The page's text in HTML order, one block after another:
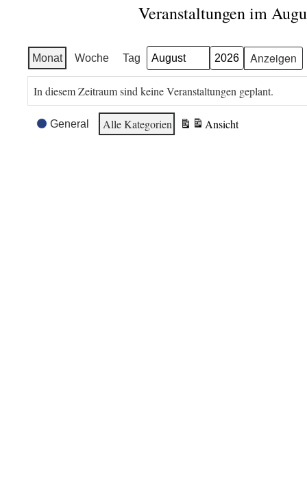
Veranstaltungen im
Monat Woche Tag Monat
Jahr
In diesem Zeitraum sind keine Veranstaltungen geplant.
Veranstaltungskategorien
General Alle Kategorien Ansicht
ausdrucken